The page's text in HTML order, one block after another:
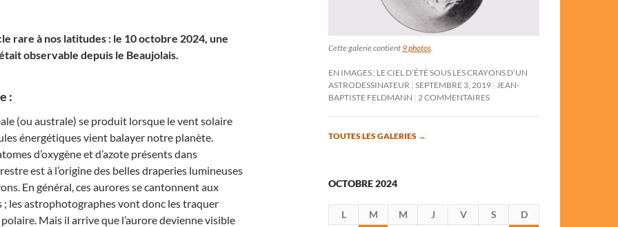
rare à nos latitudes : le 10 octobre 2024, une
observable depuis le Beaujolais.
:
(ou australe) se produit lorsque le vent solaire
énergétiques vient balayer notre planète.
d’oxygène et d’azote présents dans
est à l’origine des belles draperies lumineuses
En général, ces aurores se cantonnent aux
; les astrophotographes vont donc les traquer
Mais il arrive que l’aurore devienne visible
Cette galerie contient 9 photos
EN IMAGES : LE CIEL D’ÉTÉ SOUS LES CRAYONS D’UN
ASTRODESSINATEUR SEPTEMBRE 3, 2019
JEAN-
BAPTISTE FELDMANN
2 COMMENTAIRES
TOUTES LES GALERIES →
OCTOBRE 2024
L M M J V S
D